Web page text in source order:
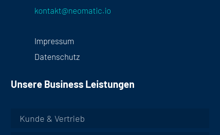
kontakt@neomatic.io
Impressum
Datenschutz
Unsere Business Leistungen
Kunde & Vertrieb